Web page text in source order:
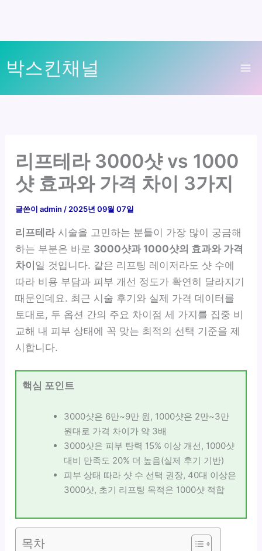
텐
로
박스킨채널
리프테라 3000샷 vs 1000
샷 효과와 가격 차이 3가지
글쓴이admin / 2025년 09월 07일
리프테라시술을 고민하는 분들이 가장 많이 궁금해
하는 부분은 바로 3000샷과 1000샷의 효과와 가격
차이일 것입니다. 같은 리프팅 레이저라도 샷 수에
따라 비용 부담과 피부 개선 정도가 확연히 달라지기
때문인데요. 최근 시술 후기와 실제 가격 데이터를
토대로, 두 옵션 간의 주요 차이점 세 가지를 집중 비
교해 내 피부 상태에 꼭 맞는 최적의 선택 기준을 제
시합니다.
핵심 포인트
3000샷은 6만~9만 원, 1000샷은 2만~3만
원대로 가격 차이가 약 3배
3000샷은 피부 탄력 15% 이상 개선, 1000샷
대비 만족도 20% 더 높음(실제 후기 기반)
피부 상태 따라 샷 수 선택 권장, 40대 이상은
3000샷, 초기 리프팅 목적은 1000샷 적합
목차